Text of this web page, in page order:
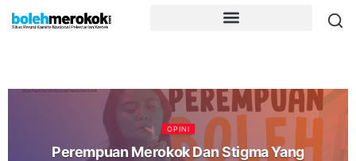
OPINI
Perempuan Merokok Dan Stigma Yang